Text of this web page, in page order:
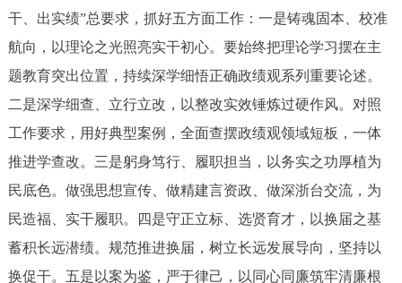
干、出实绩”总要求，抓好五方面工作：一是铸魂固本、校准
航向，以理论之光照亮实干初心。要始终把理论学习摆在主
题教育突出位置，持续深学细悟正确政绩观系列重要论述。
二是深学细查、立行立改，以整改实效锤炼过硬作风。对照
工作要求，用好典型案例，全面查摆政绩观领域短板，一体
推进学查改。三是躬身笃行、履职担当，以务实之功厚植为
民底色。做强思想宣传、做精建言资政、做深浙台交流，为
民造福、实干履职。四是守正立标、选贤育才，以换届之基
蓄积长远潜绩。规范推进换届，树立长远发展导向，坚持以
换促干。五是以案为鉴，严于律己，以同心同廉筑牢清廉根